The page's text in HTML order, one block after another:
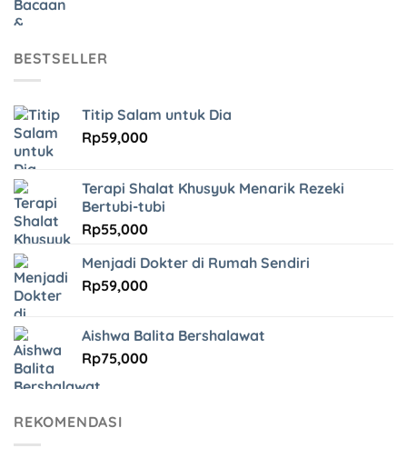
BESTSELLER
Titip Salam untuk Dia
Rp59,000
Terapi Shalat Khusyuk Menarik Rezeki
Bertubi-tubi
Rp55,000
Menjadi Dokter di Rumah Sendiri
Rp59,000
Aishwa Balita Bershalawat
Rp75,000
REKOMENDASI